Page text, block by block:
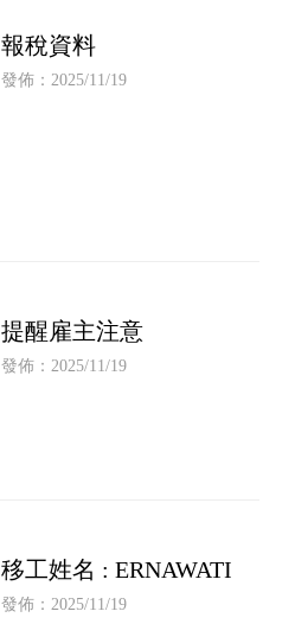
報稅資料
發佈：2025/11/19
提醒雇主注意
發佈：2025/11/19
移工姓名 : ERNAWATI
發佈：2025/11/19